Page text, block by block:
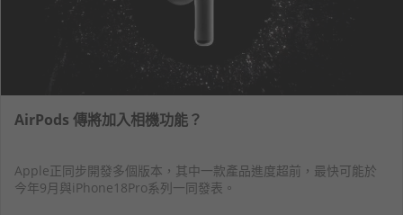
AirPods 傳將加入相機功能？
Apple正同步開發多個版本，其中一款產品進度超前，最快可能於
今年9月與iPhone18Pro系列一同發表。